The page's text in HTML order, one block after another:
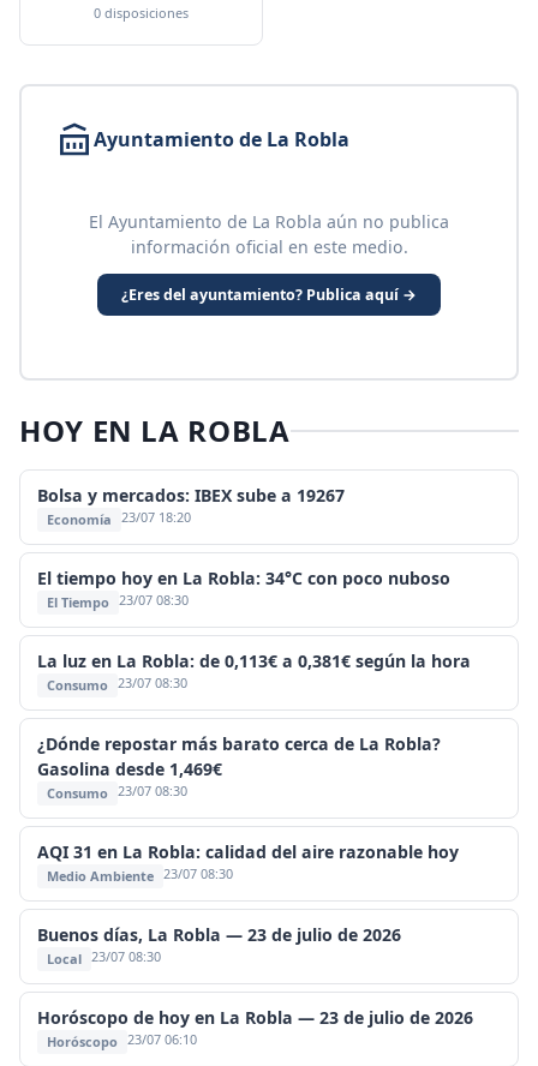
0 disposiciones
Ayuntamiento de La Robla
El Ayuntamiento de La Robla aún no publica
información oficial en este medio.
¿Eres del ayuntamiento? Publica aquí →
HOY EN LA ROBLA
Bolsa y mercados: IBEX sube a 19267
Economía 23/07 18:20
El tiempo hoy en La Robla: 34°C con poco nuboso
El Tiempo 23/07 08:30
La luz en La Robla: de 0,113€ a 0,381€ según la hora
Consumo 23/07 08:30
¿Dónde repostar más barato cerca de La Robla?
Gasolina desde 1,469€
Consumo 23/07 08:30
AQI 31 en La Robla: calidad del aire razonable hoy
Medio Ambiente 23/07 08:30
Buenos días, La Robla — 23 de julio de 2026
Local 23/07 08:30
Horóscopo de hoy en La Robla — 23 de julio de 2026
Horóscopo 23/07 06:10